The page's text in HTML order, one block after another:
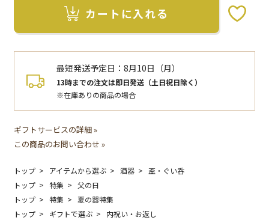
カートに入れる
最短発送予定日：8月10日（月）
13時までの注文は即日発送（土日祝日除く）
※在庫ありの商品の場合
ギフトサービスの詳細 »
この商品のお問い合わせ »
トップ アイテムから選ぶ 酒器
盃・ぐい呑
トップ
特集
父の日
トップ
特集
夏の器特集
トップ
ギフトで選ぶ
内祝い・お返し